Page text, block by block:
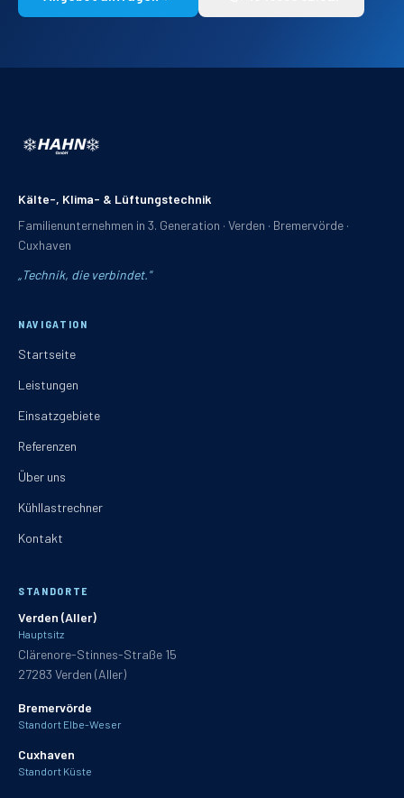
Kälte-, Klima- & Lüftungstechnik
Familienunternehmen in 3. Generation · Verden · Bremervörde ·
Cuxhaven
„Technik, die verbindet."
NAVIGATION
Startseite
Leistungen
Einsatzgebiete
Referenzen
Über uns
Kühllastrechner
Kontakt
STANDORTE
Verden (Aller)
Hauptsitz
Clärenore-Stinnes-Straße 15
27283 Verden (Aller)
Bremervörde
Standort Elbe-Weser
Cuxhaven
Standort Küste